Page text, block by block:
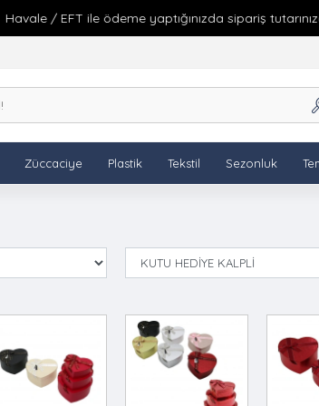
Havale / EFT ile ödeme yaptığınızda sipariş
Züccaciye Plastik Tekstil Sezonluk